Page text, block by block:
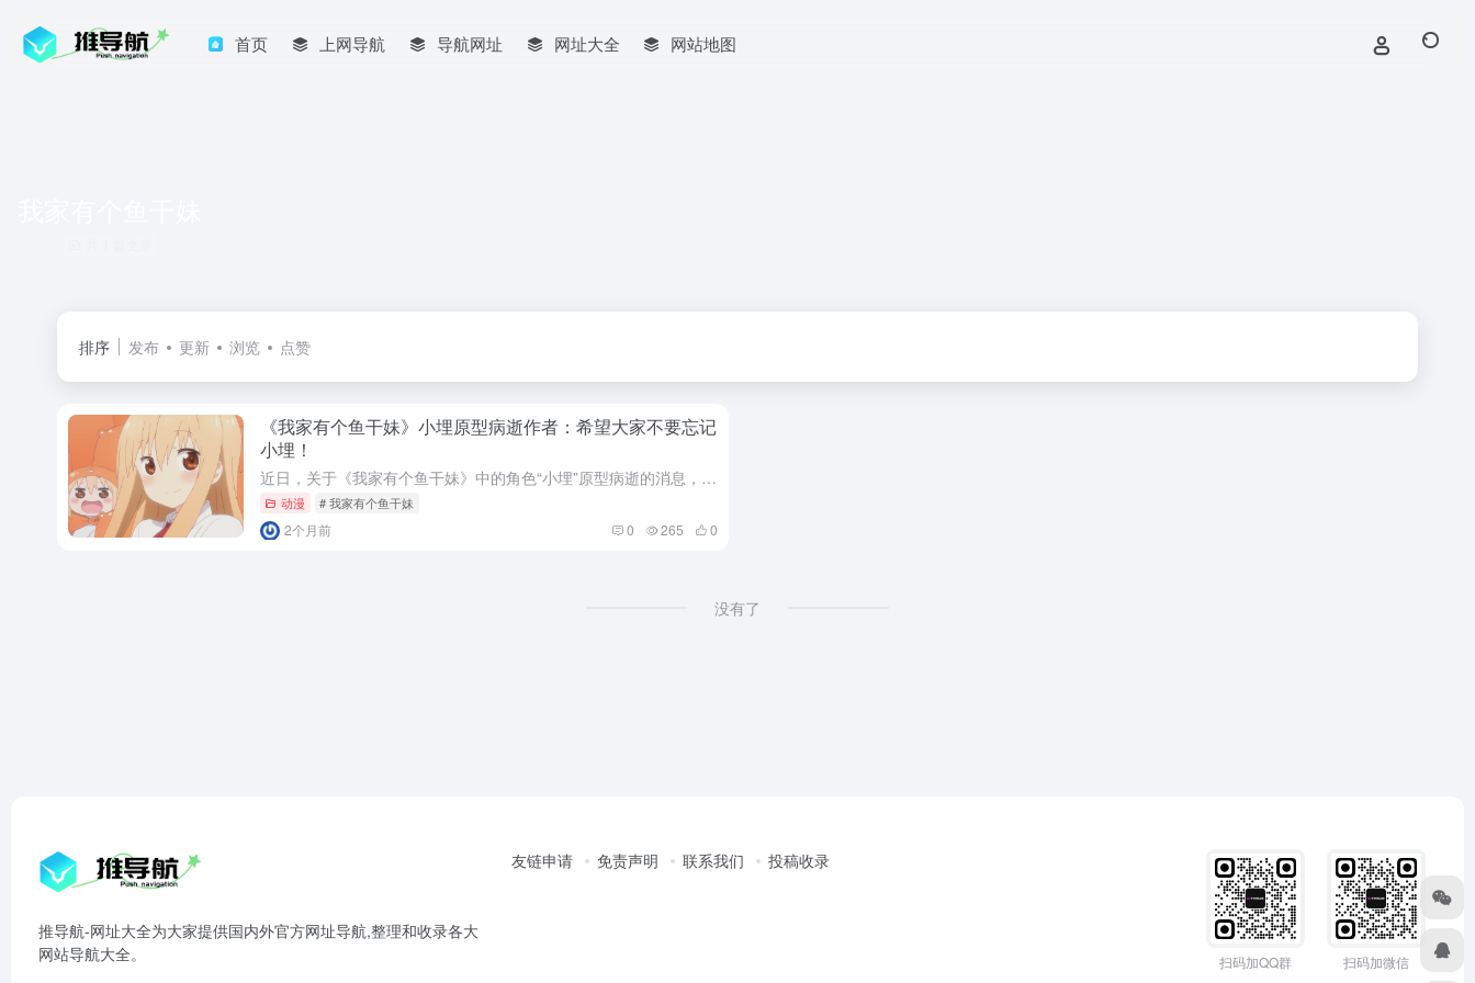
首页 上网导航 导航网址 网址大全 网站地图
排序 发布 更新 浏览 点赞
《我家有个鱼干妹》小埋原型病逝作者：希望大家不要忘记
小埋！
近日，关于《我家有个鱼干妹》中的角色“小埋”原型病逝的消息，引发了不少读者与粉丝的关注与惋惜。作者在表达哀思的同时，也希望大家不要忘记“小埋”这一角色。此事不仅令人感到悲伤，也让人再次思考：一个虚构...
动漫 # 我家有个鱼干妹
2个月前 0 265 0
没有了
推导航-网址大全为大家提供国内外官方网址导航,整理和收录各大
网站导航大全。
友链申请 免责声明 联系我们 投稿收录
扫码加QQ群 扫码加微信